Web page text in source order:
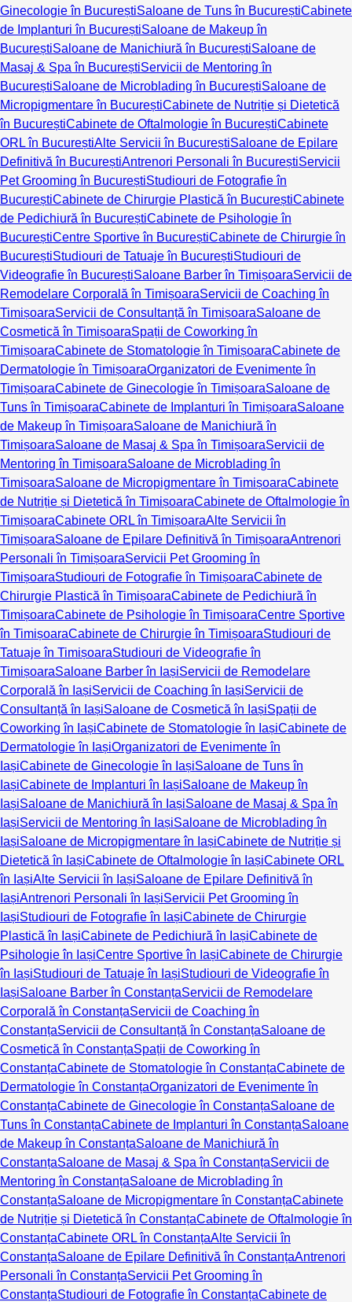
Ginecologie în BucureștiSaloane de Tuns în BucureștiCabinete
de Implanturi în BucureștiSaloane de Makeup în
BucureștiSaloane de Manichiură în BucureștiSaloane de
Masaj & Spa în BucureștiServicii de Mentoring în
BucureștiSaloane de Microblading în BucureștiSaloane de
Micropigmentare în BucureștiCabinete de Nutriție și Dietetică
în BucureștiCabinete de Oftalmologie în BucureștiCabinete
ORL în BucureștiAlte Servicii în BucureștiSaloane de Epilare
Definitivă în BucureștiAntrenori Personali în BucureștiServicii
Pet Grooming în BucureștiStudiouri de Fotografie în
BucureștiCabinete de Chirurgie Plastică în BucureștiCabinete
de Pedichiură în BucureștiCabinete de Psihologie în
BucureștiCentre Sportive în BucureștiCabinete de Chirurgie în
BucureștiStudiouri de Tatuaje în BucureștiStudiouri de
Videografie în BucureștiSaloane Barber în TimișoaraServicii de
Remodelare Corporală în TimișoaraServicii de Coaching în
TimișoaraServicii de Consultanță în TimișoaraSaloane de
Cosmetică în TimișoaraSpații de Coworking în
TimișoaraCabinete de Stomatologie în TimișoaraCabinete de
Dermatologie în TimișoaraOrganizatori de Evenimente în
TimișoaraCabinete de Ginecologie în TimișoaraSaloane de
Tuns în TimișoaraCabinete de Implanturi în TimișoaraSaloane
de Makeup în TimișoaraSaloane de Manichiură în
TimișoaraSaloane de Masaj & Spa în TimișoaraServicii de
Mentoring în TimișoaraSaloane de Microblading în
TimișoaraSaloane de Micropigmentare în TimișoaraCabinete
de Nutriție și Dietetică în TimișoaraCabinete de Oftalmologie în
TimișoaraCabinete ORL în TimișoaraAlte Servicii în
TimișoaraSaloane de Epilare Definitivă în TimișoaraAntrenori
Personali în TimișoaraServicii Pet Grooming în
TimișoaraStudiouri de Fotografie în TimișoaraCabinete de
Chirurgie Plastică în TimișoaraCabinete de Pedichiură în
TimișoaraCabinete de Psihologie în TimișoaraCentre Sportive
în TimișoaraCabinete de Chirurgie în TimișoaraStudiouri de
Tatuaje în TimișoaraStudiouri de Videografie în
TimișoaraSaloane Barber în IașiServicii de Remodelare
Corporală în IașiServicii de Coaching în IașiServicii de
Consultanță în IașiSaloane de Cosmetică în IașiSpații de
Coworking în IașiCabinete de Stomatologie în IașiCabinete de
Dermatologie în IașiOrganizatori de Evenimente în
IașiCabinete de Ginecologie în IașiSaloane de Tuns în
IașiCabinete de Implanturi în IașiSaloane de Makeup în
IașiSaloane de Manichiură în IașiSaloane de Masaj & Spa în
IașiServicii de Mentoring în IașiSaloane de Microblading în
IașiSaloane de Micropigmentare în IașiCabinete de Nutriție și
Dietetică în IașiCabinete de Oftalmologie în IașiCabinete ORL
în IașiAlte Servicii în IașiSaloane de Epilare Definitivă în
IașiAntrenori Personali în IașiServicii Pet Grooming în
IașiStudiouri de Fotografie în IașiCabinete de Chirurgie
Plastică în IașiCabinete de Pedichiură în IașiCabinete de
Psihologie în IașiCentre Sportive în IașiCabinete de Chirurgie
în IașiStudiouri de Tatuaje în IașiStudiouri de Videografie în
IașiSaloane Barber în ConstanțaServicii de Remodelare
Corporală în ConstanțaServicii de Coaching în
ConstanțaServicii de Consultanță în ConstanțaSaloane de
Cosmetică în ConstanțaSpații de Coworking în
ConstanțaCabinete de Stomatologie în ConstanțaCabinete de
Dermatologie în ConstanțaOrganizatori de Evenimente în
ConstanțaCabinete de Ginecologie în ConstanțaSaloane de
Tuns în ConstanțaCabinete de Implanturi în ConstanțaSaloane
de Makeup în ConstanțaSaloane de Manichiură în
ConstanțaSaloane de Masaj & Spa în ConstanțaServicii de
Mentoring în ConstanțaSaloane de Microblading în
ConstanțaSaloane de Micropigmentare în ConstanțaCabinete
de Nutriție și Dietetică în ConstanțaCabinete de Oftalmologie în
ConstanțaCabinete ORL în ConstanțaAlte Servicii în
ConstanțaSaloane de Epilare Definitivă în ConstanțaAntrenori
Personali în ConstanțaServicii Pet Grooming în
ConstanțaStudiouri de Fotografie în ConstanțaCabinete de